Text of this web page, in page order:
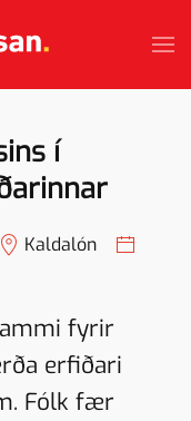
í
Kaldalón
fyrir
erfiðari
Fólk fær